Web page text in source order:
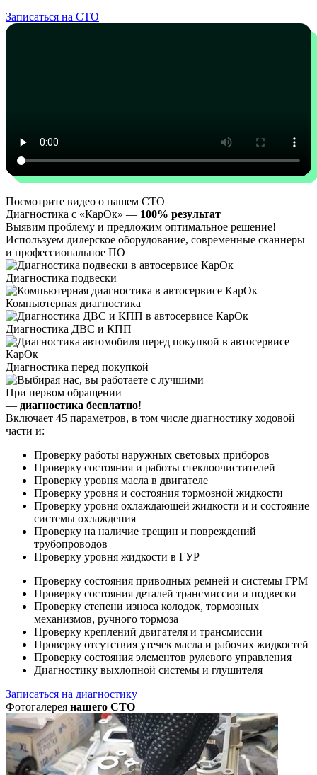
Записаться на СТО
Посмотрите видео о нашем СТО
Диагностика с «КарОк» — 100% результат
Выявим проблему и предложим оптимальное решение!
Используем дилерское оборудование, современные сканнеры
и профессиональное ПО
Диагностика подвески
Компьютерная диагностика
Диагностика ДВС и КПП
Диагностика перед покупкой
При первом обращении
— диагностика бесплатно!
Включает 45 параметров, в том числе диагностику ходовой
части и:
Проверку работы наружных световых приборов
Проверку состояния и работы стеклоочистителей
Проверку уровня масла в двигателе
Проверку уровня и состояния тормозной жидкости
Проверку уровня охлаждающей жидкости и и состояние
системы охлаждения
Проверку на наличие трещин и повреждений
трубопроводов
Проверку уровня жидкости в ГУР
Проверку состояния приводных ремней и системы ГРМ
Проверку состояния деталей трансмиссии и подвески
Проверку степени износа колодок, тормозных
механизмов, ручного тормоза
Проверку креплений двигателя и трансмиссии
Проверку отсутствия утечек масла и рабочих жидкостей
Проверку состояния элементов рулевого управления
Диагностику выхлопной системы и глушителя
Записаться на диагностику
Фотогалерея нашего СТО